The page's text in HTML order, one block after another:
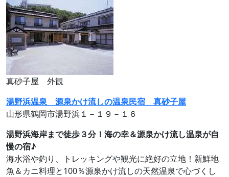
真砂子屋 外観
湯野浜温泉 源泉かけ流しの温泉民宿 真砂子屋
山形県鶴岡市湯野浜１－１９－１６
湯野浜海岸まで徒歩３分！海の幸＆源泉かけ流し温泉が自
慢の宿♪
海水浴や釣り、トレッキングや観光に絶好の立地！新鮮地
魚＆カニ料理と100％源泉かけ流しの天然温泉で心づくし